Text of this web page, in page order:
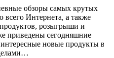
обзоры самых крутых
всего Интернета, а также
розыгрыши и
приведены сегодняшние
новые продукты в